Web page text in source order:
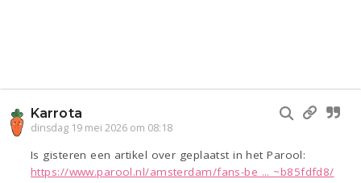
Karrota
dinsdag 19 mei 2026 om 08:18
Is gisteren een artikel over geplaatst in het Parool:
https://www.parool.nl/amsterdam/fans-be ... ~b85fdfd8/